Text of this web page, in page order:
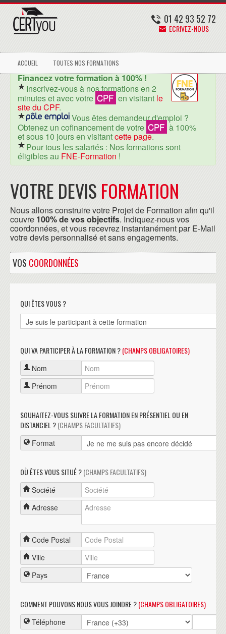
01 42 93 52 72
ECRIVEZ-NOUS
ACCUEIL TOUTES NOS FORMATIONS
Financez votre formation à 100% !
Inscrivez-vous à nos formations en 2
minutes et avec votre CPF en visitant le
site du CPF.
Vous êtes demandeur d'emploi ?
Obtenez un cofinancement de votre CPF à 100%
et sous 10 jours en visitantcette page.
Pour tous les salariés : Nos formations sont
éligibles au FNE-Formation !
VOTRE DEVIS FORMATION
Nous allons construire votre Projet de Formation afin qu'il
couvre 100% de vos objectifs. Indiquez-nous vos
coordonnées, et vous recevrez instantanément par E-Mail
votre devis personnalisé et sans engagements.
VOS COORDONNÉES
QUI ÊTES VOUS ?
QUI VA PARTICIPER À LA FORMATION ?(CHAMPS OBLIGATOIRES)
Nom
Prénom
SOUHAITEZ-VOUS SUIVRE LA FORMATION EN PRÉSENTIEL OU EN
DISTANCIEL ?(CHAMPS FACULTATIFS)
Format
OÙ ÊTES VOUS SITUÉ ?(CHAMPS FACULTATIFS)
Société
Adresse
Code Postal
Ville
Pays
COMMENT POUVONS NOUS VOUS JOINDRE ?(CHAMPS OBLIGATOIRES)
Téléphone